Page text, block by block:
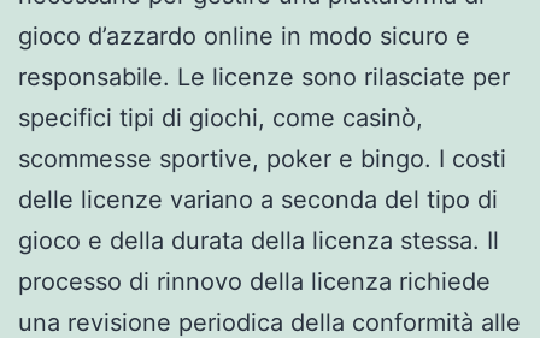
gioco d’azzardo online in modo sicuro e
responsabile. Le licenze sono rilasciate per
specifici tipi di giochi, come casinò,
scommesse sportive, poker e bingo. I costi
delle licenze variano a seconda del tipo di
gioco e della durata della licenza stessa. Il
processo di rinnovo della licenza richiede
una revisione periodica della conformità alle